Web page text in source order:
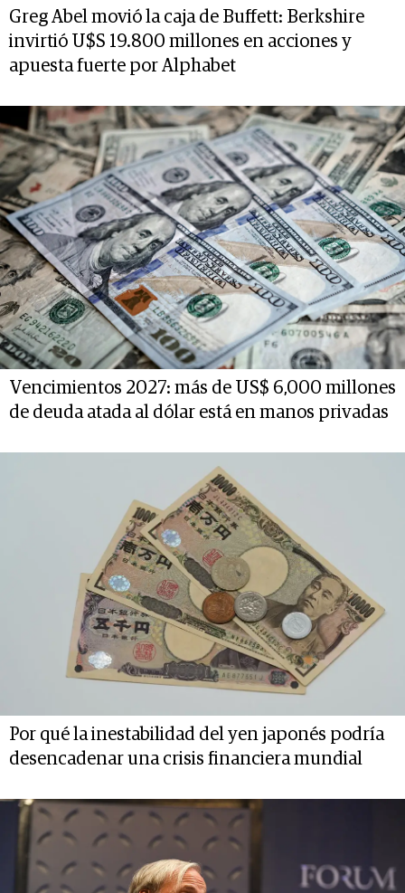
Greg Abel movió la caja de Buffett: Berkshire
invirtió U$S 19.800 millones en acciones y
apuesta fuerte por Alphabet
Vencimientos 2027: más de US$ 6,000 millones
de deuda atada al dólar está en manos privadas
Por qué la inestabilidad del yen japonés podría
desencadenar una crisis financiera mundial